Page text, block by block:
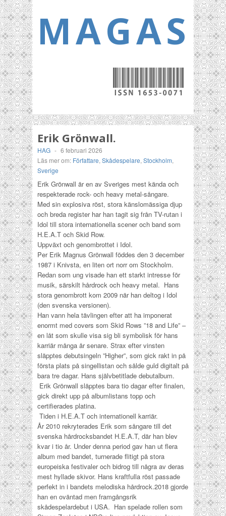
Erik Grönwall.
HAG - 6 februari 2026
Läs mer om: Författare, Skådespelare, Stockholm,
Sverige
Erik Grönwall är en av Sveriges mest kända och
respekterade rock- och heavy metal-sångare.
Med sin explosiva röst, stora känslomässiga djup
och breda register har han tagit sig från TV-rutan i
Idol till stora internationella scener och band som
H.E.A.T och Skid Row.
Uppväxt och genombrottet i Idol.
Per Erik Magnus Grönwall föddes den 3 december
1987 i Knivsta, en liten ort norr om Stockholm.
Redan som ung visade han ett starkt intresse för
musik, särskilt hårdrock och heavy metal. Hans
stora genombrott kom 2009 när han deltog i Idol
(den svenska versionen).
Han vann hela tävlingen efter att ha imponerat
enormt med covers som Skid Rows ”18 and Life” –
en låt som skulle visa sig bli symbolisk för hans
karriär många år senare. Strax efter vinsten
släpptes debutsingeln ”Higher”, som gick rakt in på
första plats på singellistan och sålde guld digitalt på
bara tre dagar. Hans självbetitlade debutalbum.
Erik Grönwall släpptes bara tio dagar efter finalen,
gick direkt upp på albumlistans topp och
certifierades platina.
Tiden i H.E.A.T och internationell karriär.
År 2010 rekryterades Erik som sångare till det
svenska hårdrocksbandet H.E.A.T, där han blev
kvar i tio år. Under denna period gav han ut flera
album med bandet, turnerade flitigt på stora
europeiska festivaler och bidrog till några av deras
mest hyllade skivor. Hans kraftfulla röst passade
perfekt in i bandets melodiska hårdrock.2018 gjorde
han en oväntad men framgångsrik
skådespelardebut i USA. Han spelade rollen som